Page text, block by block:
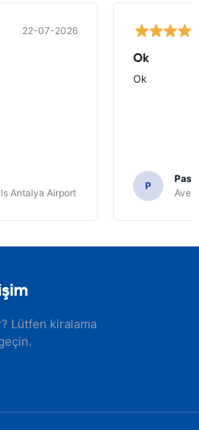
22-07-2026
Antalya Airport
Ok
Ok
P
Avec
Lütfen kiralama